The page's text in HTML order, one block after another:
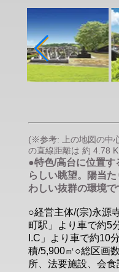
(※参考: 上の地図の中
の直線距離は 約 4.78
●特色/高台に位置
らしい眺望。陽当
わしい抜群の環境で
○経営主体/(宗)永源
町駅」より車で約5
I.C」より車で約10
積/5,900㎡○総区画
所、法要施設、会